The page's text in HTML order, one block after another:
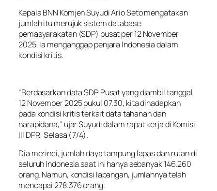
Kepala BNN Komjen Suyudi Ario Seto mengatakan
jumlah itu merujuk sistem database
pemasyarakatan (SDP) pusat per 12 November
2025. Ia menganggap penjara Indonesia dalam
kondisi kritis.
“Berdasarkan data SDP Pusat yang diambil tanggal
12 November 2025 pukul 07.30, kita dihadapkan
pada kondisi kritis terkait data tahanan dan
narapidana,” ujar Suyudi dalam rapat kerja di Komisi
III DPR, Selasa (7/4).
Dia merinci, jumlah daya tampung lapas dan rutan di
seluruh Indonesia saat ini hanya sebanyak 146.260
orang. Namun, kondisi lapangan, jumlahnya telah
mencapai 278.376 orang.